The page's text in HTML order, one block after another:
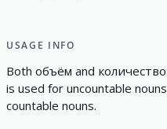
USAGE INFO
Both объём and количество
is used for uncountable nouns
countable nouns.